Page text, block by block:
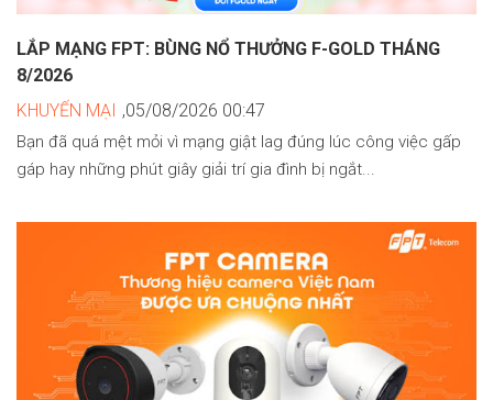
LẮP MẠNG FPT: BÙNG NỔ THƯỞNG F-GOLD THÁNG
8/2026
KHUYẾN MẠI ,05/08/2026 00:47
Bạn đã quá mệt mỏi vì mạng giật lag đúng lúc công việc gấp
gáp hay những phút giây giải trí gia đình bị ngắt...